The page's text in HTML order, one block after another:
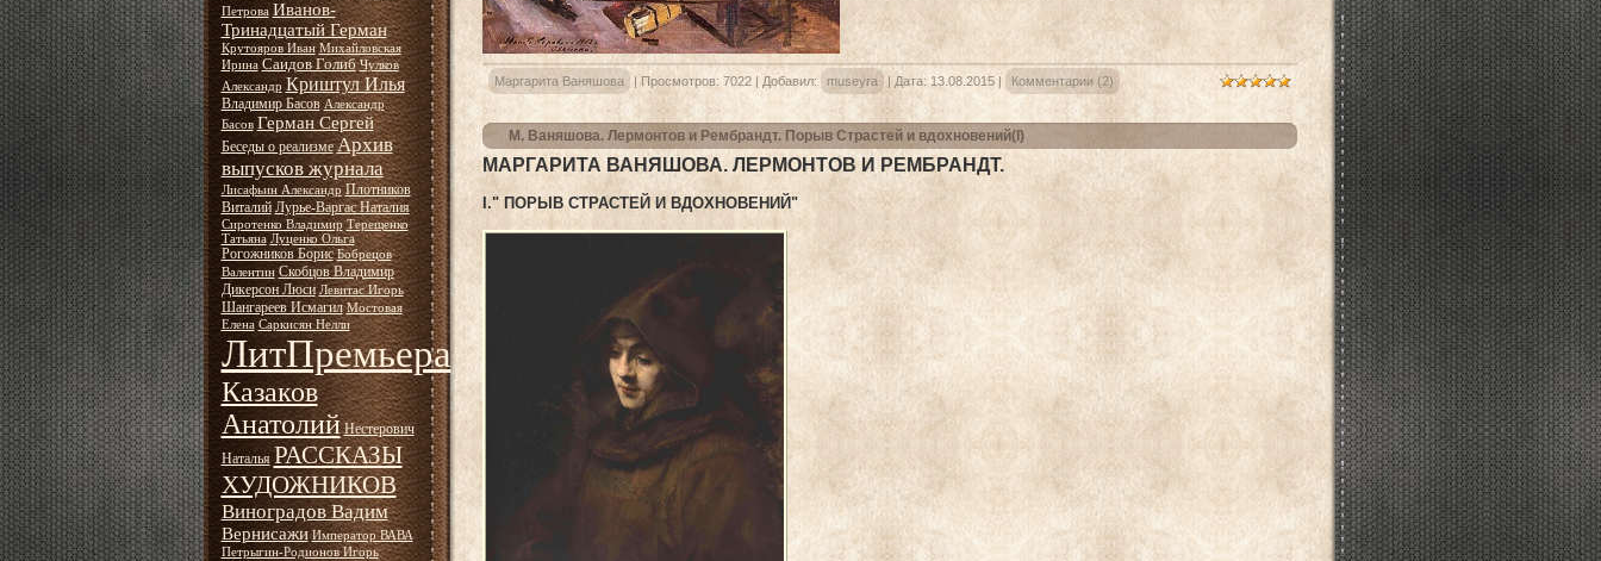
Петрова Иванов-
Тринадцатый Герман
Крутояров Иван Михайловская
Ирина Саидов Голиб Чулков
Александр Криштул Илья
Владимир Басов Александр
Басов Герман Сергей
Беседы о реализме Архив
выпусков журнала
Лисафьин Александр Плотников
Виталий Лурье-Варгас Наталия
Сиротенко Владимир Терещенко
Татьяна Луценко Ольга
Рогожников Борис Бобрецов
Валентин Скобцов Владимир
Дикерсон Люси Левитас Игорь
Шангареев Исмагил Мостовая
Елена Саркисян Нелли
ЛитПремьера
Казаков
Анатолий Нестерович
Наталья РАССКАЗЫ
ХУДОЖНИКОВ
Виноградов Вадим
Вернисажи Император ВАВА
Петрыгин-Родионов Игорь
Маргарита Ваняшова |Просмотров: 7022| Добавил: museyra | Дата: 13.08.2015 | Комментарии (2)
М. Ваняшова. Лермонтов и Рембрандт. Порыв Страстей и вдохновений(I)
МАРГАРИТА ВАНЯШОВА. ЛЕРМОНТОВ И РЕМБРАНДТ.
I." ПОРЫВ СТРАСТЕЙ И ВДОХНОВЕНИЙ"